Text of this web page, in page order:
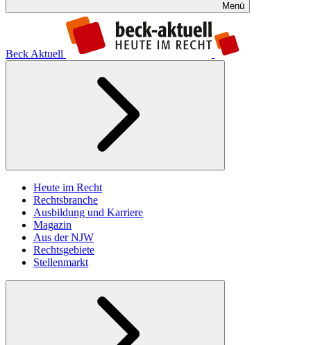
Menü
Beck Aktuell
Heute im Recht
Rechtsbranche
Ausbildung und Karriere
Magazin
Aus der NJW
Rechtsgebiete
Stellenmarkt